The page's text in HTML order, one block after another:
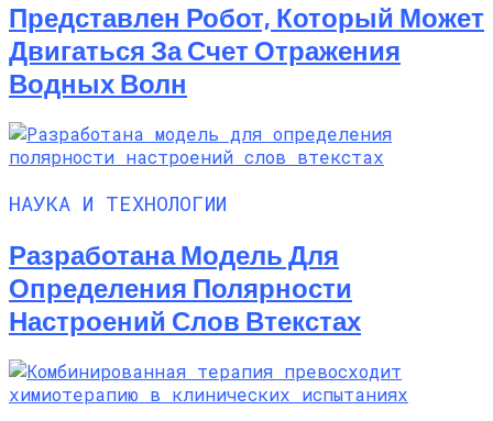
Представлен Робот, Который Может
Двигаться За Счет Отражения
Водных Волн
НАУКА И ТЕХНОЛОГИИ
Разработана Модель Для
Определения Полярности
Настроений Слов Втекстах